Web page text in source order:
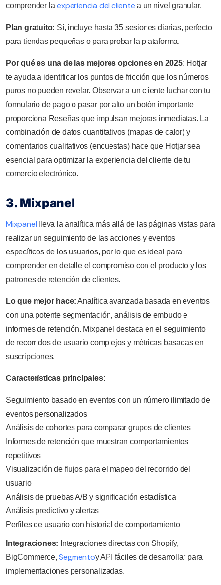
comprender la experiencia del cliente a un nivel granular.
Plan gratuito: Sí, incluye hasta 35 sesiones diarias, perfecto
para tiendas pequeñas o para probar la plataforma.
Por qué es una de las mejores opciones en 2025: Hotjar
te ayuda a identificar los puntos de fricción que los números
puros no pueden revelar. Observar a un cliente luchar con tu
formulario de pago o pasar por alto un botón importante
proporciona Reseñas que impulsan mejoras inmediatas. La
combinación de datos cuantitativos (mapas de calor) y
comentarios cualitativos (encuestas) hace que Hotjar sea
esencial para optimizar la experiencia del cliente de tu
comercio electrónico.
3. Mixpanel
Mixpanel lleva la analítica más allá de las páginas vistas para
realizar un seguimiento de las acciones y eventos
específicos de los usuarios, por lo que es ideal para
comprender en detalle el compromiso con el producto y los
patrones de retención de clientes.
Lo que mejor hace:Analítica avanzada basada en eventos
con una potente segmentación, análisis de embudo e
informes de retención. Mixpanel destaca en el seguimiento
de recorridos de usuario complejos y métricas basadas en
suscripciones.
Características principales:
Seguimiento basado en eventos con un número ilimitado de
eventos personalizados
Análisis de cohortes para comparar grupos de clientes
Informes de retención que muestran comportamientos
repetitivos
Visualización de flujos para el mapeo del recorrido del
usuario
Análisis de pruebas A/B y significación estadística
Análisis predictivo y alertas
Perfiles de usuario con historial de comportamiento
Integraciones: Integraciones directas con Shopify,
BigCommerce, Segmentoy API fáciles de desarrollar para
implementaciones personalizadas.